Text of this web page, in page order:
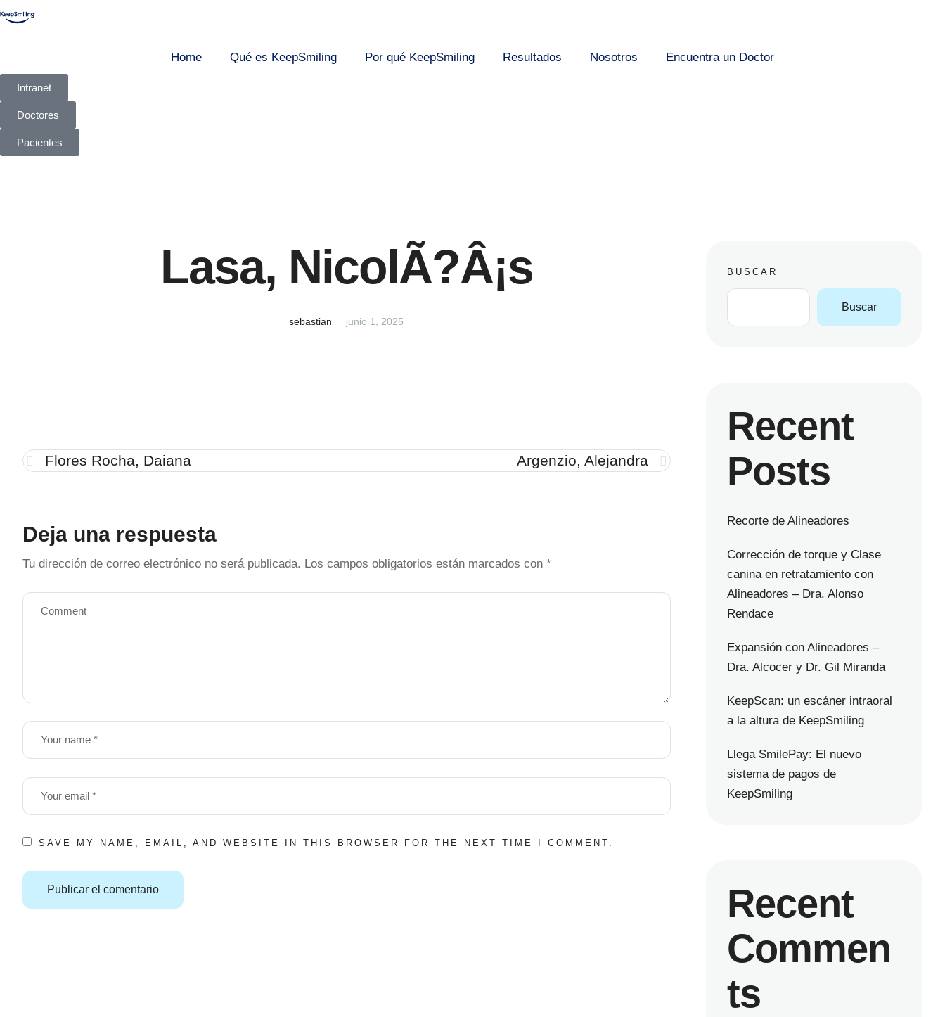
Home Qué es KeepSmiling Por qué KeepSmiling Resultados Nosotros Encuentra un Doctor
Intranet
Doctores
Pacientes
Lasa, NicolÃ?Â¡s
sebastian junio 1, 2025
Flores Rocha, Daiana Argenzio, Alejandra
Deja una respuesta
Tu dirección de correo electrónico no será publicada. Los campos obligatorios están marcados con *
SAVE MY NAME, EMAIL, AND WEBSITE IN THIS BROWSER FOR THE NEXT TIME I COMMENT.
BUSCAR
Buscar
Recent
Posts
Recorte de Alineadores
Corrección de torque y Clase
canina en retratamiento con
Alineadores – Dra. Alonso
Rendace
Expansión con Alineadores –
Dra. Alcocer y Dr. Gil Miranda
KeepScan: un escáner intraoral
a la altura de KeepSmiling
Llega SmilePay: El nuevo
sistema de pagos de
KeepSmiling
Recent
Commen
ts